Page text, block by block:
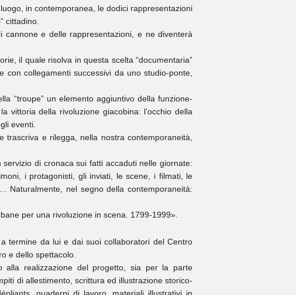
in contemporanea, le dodici rappresentazioni
cittadino.
e delle rappresentazioni, e ne diventerà
il quale risolva in questa scelta “documentaria”
collegamenti successivi da uno studio-ponte,
“troupe” un elemento aggiuntivo della funzione-
vittoria della rivoluzione giacobina: l’occhio della
eventi.
e rilegga, nella nostra contemporaneità,
di cronaca sui fatti accaduti nelle giornate:
i protagonisti, gli inviati, le scene, i filmati, le
Naturalmente, nel segno della contemporaneità:
per una rivoluzione in scena. 1799-1999».
termine da lui e dai suoi collaboratori del Centro
e dello spettacolo.
realizzazione del progetto, sia per la parte
di allestimento, scrittura ed illustrazione storico-